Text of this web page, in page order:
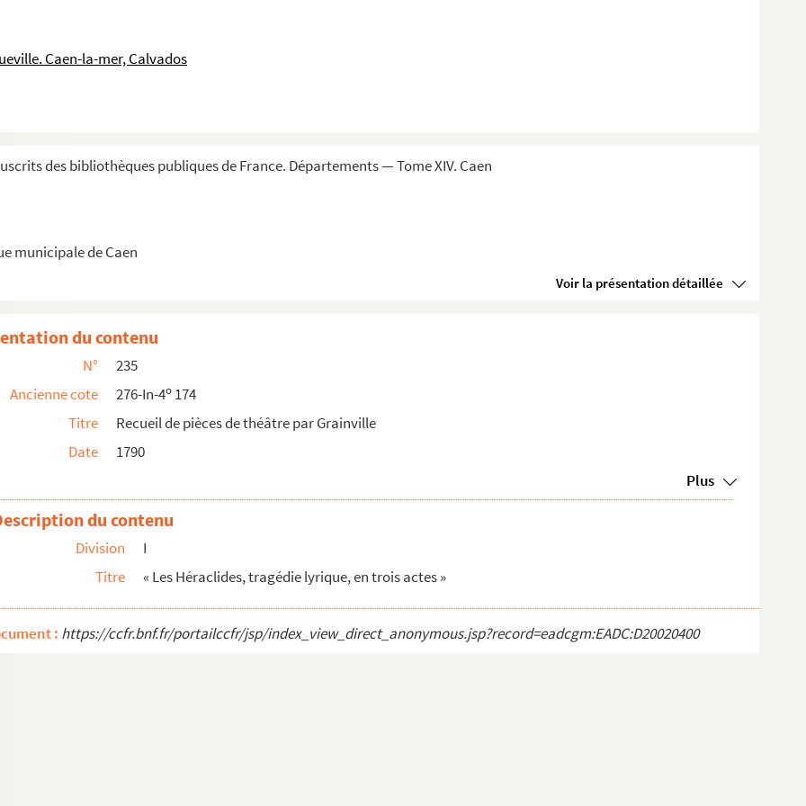
Caen-la-mer, Calvados
des bibliothèques publiques de France. Départements — Tome XIV. Caen
municipale de Caen
Voir la présentation détaillée
partie de la guerre... »
sous la minorité de Louis XV », par...
par M. Méritte-Longchamp
de la Normandie »
Chr. Grainville »
d'ariettes »
», par Grainville
avec ceux d'Homère, de Virgile, ...
première fois en français », par Grainv...
»
Giguet »
»
ès-lois et membre de l'Académie des bel...
Thevenot
Carolo Porée, in regio Ludovici Magni...
du contenu
N°
235
Ancienne cote
276-In-4o 174
Titre
Recueil de pièces de théâtre par Grainville
Date
1790
Plus
du contenu
Division
I
Titre
« Les Héraclides, tragédie lyrique, en trois actes »
: https://ccfr.bnf.fr/portailccfr/jsp/index_view_direct_anonymous.jsp?record=eadcgm:EADC:D20020400